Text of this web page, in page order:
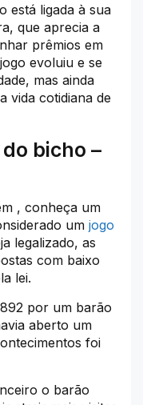
está ligada à sua
que aprecia a
prêmios em
evoluiu e se
mas ainda
vida cotidiana de
bicho –
, conheça um
um jogo
legalizado, as
com baixo
lei.
por um barão
aberto um
foi
o barão